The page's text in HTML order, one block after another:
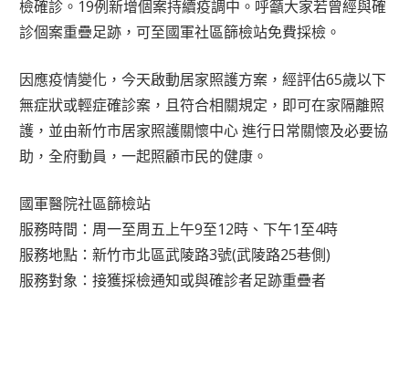
檢確診。19例新增個案持續疫調中。呼籲大家若曾經與確
診個案重疊足跡，可至國軍社區篩檢站免費採檢。
因應疫情變化，今天啟動居家照護方案，經評估65歲以下
無症狀或輕症確診案，且符合相關規定，即可在家隔離照
護，並由新竹市居家照護關懷中心 進行日常關懷及必要協
助，全府動員，一起照顧市民的健康。
國軍醫院社區篩檢站
服務時間：周一至周五上午9至12時、下午1至4時
服務地點：新竹市北區武陵路3號(武陵路25巷側)
服務對象：接獲採檢通知或與確診者足跡重疊者